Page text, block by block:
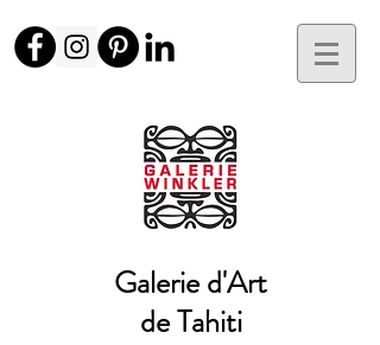
Galerie d'Art
de Tahiti